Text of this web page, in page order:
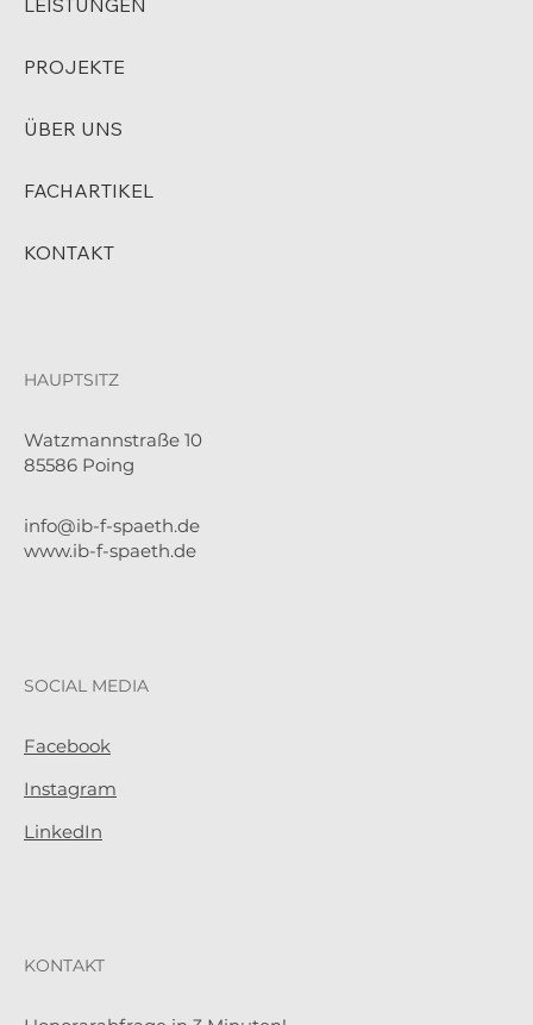
LEISTUNGEN
PROJEKTE
ÜBER UNS
FACHARTIKEL
KONTAKT
HAUPTSITZ
Watzmannstraße 10
85586 Poing
info@ib-f-spaeth.de
www.ib-f-spaeth.de
SOCIAL MEDIA
Facebook
Instagram
LinkedIn
KONTAKT